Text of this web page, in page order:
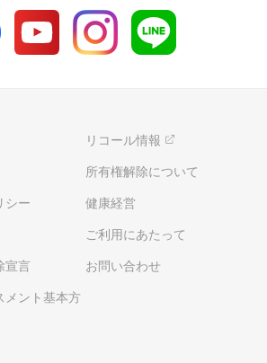
リコール情報
所有権解除について
シー 健康経営
ご利用にあたって
宣言 お問い合わせ
メント基本方